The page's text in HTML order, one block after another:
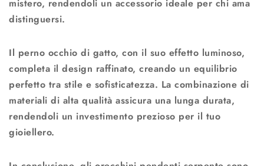
mistero, rendendoli un accessorio ideale per chi ama
distinguersi.
Il perno occhio di gatto, con il suo effetto luminoso,
completa il design raffinato, creando un equilibrio
perfetto tra stile e sofisticatezza. La combinazione di
materiali di alta qualità assicura una lunga durata,
rendendoli un investimento prezioso per il tuo
gioiellero.